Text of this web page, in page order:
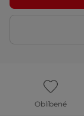
Oblíbené